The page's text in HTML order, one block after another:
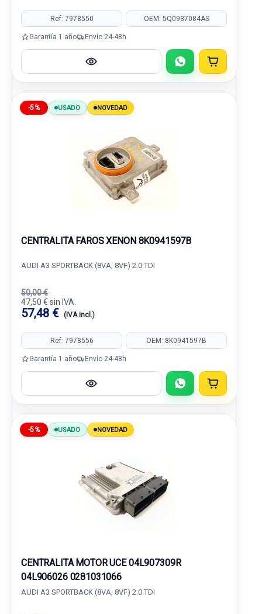
Ref: 7978550 OEM: 5Q0937084AS
Garantía 1 año Envío 24-48h
-5% USADO NOVEDAD
CENTRALITA FAROS XENON 8K0941597B
AUDI A3 SPORTBACK (8VA, 8VF) 2.0 TDI
50,00 €
47,50 € sin IVA.
57,48 € (IVA incl.)
Ref: 7978556 OEM: 8K0941597B
Garantía 1 año Envío 24-48h
-5% USADO NOVEDAD
CENTRALITA MOTOR UCE 04L907309R
04L906026 0281031066
AUDI A3 SPORTBACK (8VA, 8VF) 2.0 TDI